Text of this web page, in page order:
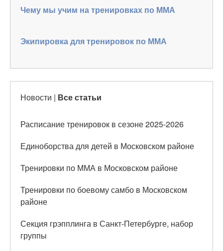
Чему мы учим на тренировках по ММА
Экипировка для тренировок по ММА
Новости | Все статьи
Расписание тренировок в сезоне 2025-2026
Единоборства для детей в Московском районе
Тренировки по ММА в Московском районе
Тренировки по боевому самбо в Московском
районе
Секция грэпплинга в Санкт-Петербурге, набор
группы